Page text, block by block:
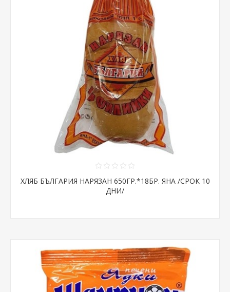
ХЛЯБ БЪЛГАРИЯ НАРЯЗАН 650ГР.*18БР. ЯНА /СРОК 10
ДНИ/